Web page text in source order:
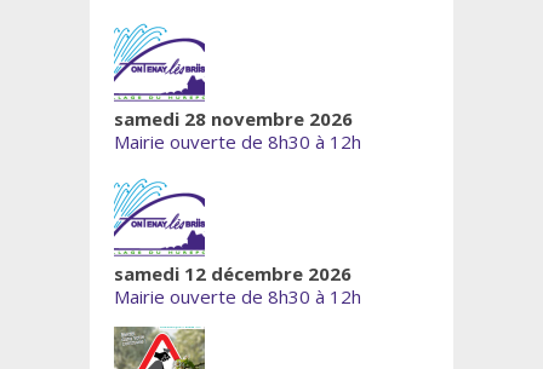
samedi 28 novembre 2026
Mairie ouverte de 8h30 à 12h
samedi 12 décembre 2026
Mairie ouverte de 8h30 à 12h